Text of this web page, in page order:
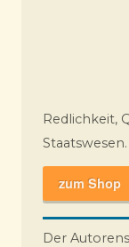
Redlichkeit,
Staatswesen.
zum Shop
Der